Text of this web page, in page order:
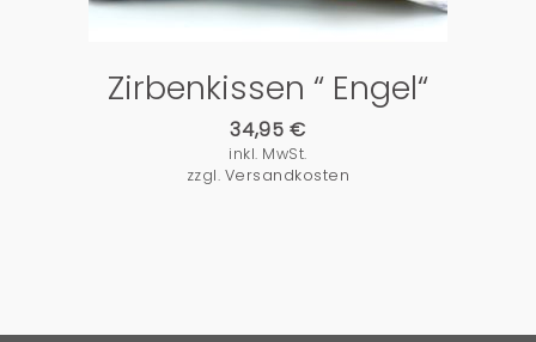
Zirbenkissen “ Engel“
34,95€
inkl. MwSt.
zzgl. Versandkosten